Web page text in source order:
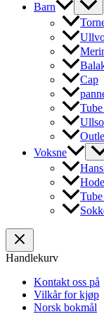
Barn
Cap
Voksne
Handlekurv
Kontakt oss på
Vilkår for kjøp
Norsk bokmål